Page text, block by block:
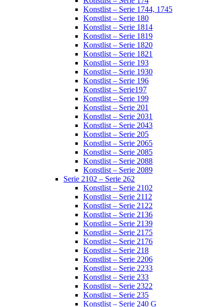
Konstlist – Serie 1744, 1745
Konstlist – Serie 180
Konstlist – Serie 1814
Konstlist – Serie 1819
Konstlist – Serie 1820
Konstlist – Serie 1821
Konstlist – Serie 193
Konstlist – Serie 1930
Konstlist – Serie 196
Konstlist – Serie197
Konstlist – Serie 199
Konstlist – Serie 201
Konstlist – Serie 2031
Konstlist – Serie 2043
Konstlist – Serie 205
Konstlist – Serie 2065
Konstlist – Serie 2085
Konstlist – Serie 2088
Konstlist – Serie 2089
Serie 2102 – Serie 262
Konstlist – Serie 2102
Konstlist – Serie 2112
Konstlist – Serie 2122
Konstlist – Serie 2136
Konstlist – Serie 2139
Konstlist – Serie 2175
Konstlist – Serie 2176
Konstlist – Serie 218
Konstlist – Serie 2206
Konstlist – Serie 2233
Konstlist – Serie 233
Konstlist – Serie 2322
Konstlist – Serie 235
Konstlist – Serie 240 G